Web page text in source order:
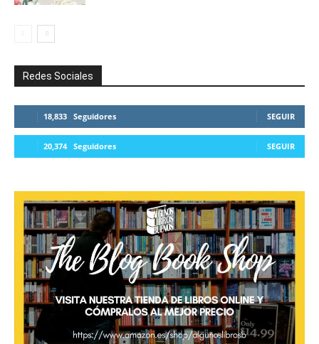
Redes Sociales
18,833 Seguidores SEGUIR
20,374 Seguidores SEGUIR